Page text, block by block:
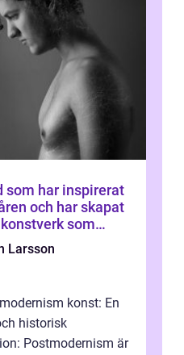
som har inspirerat
och har skapat
som
Larsson
konst: En
historisk
Postmodernism är